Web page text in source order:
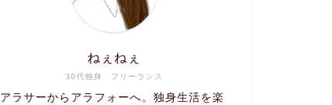
30代独身 フリーランス
ねぇねぇ
アラサーからアラフォーへ。独身生活を楽